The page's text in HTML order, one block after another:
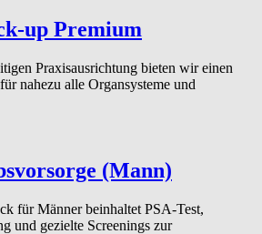
up Premium
Praxisausrichtung bieten wir einen
nahezu alle Organsysteme und
(Mann)
für Männer beinhaltet PSA-Test,
und gezielte Screenings zur